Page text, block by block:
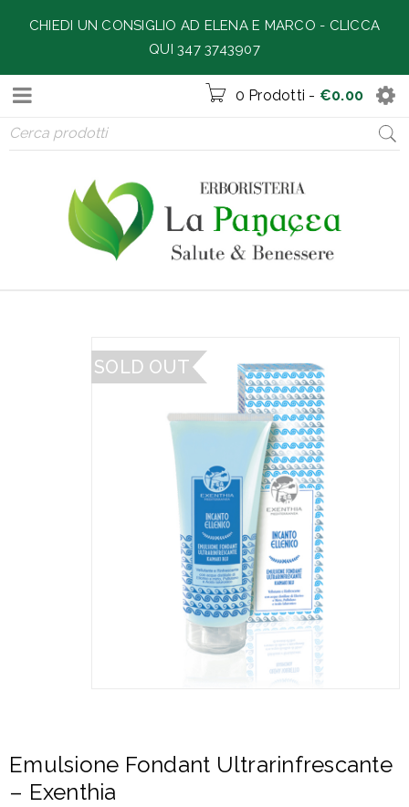
0 Prodotti - €0.00
SOLD OUT
Emulsione Fondant Ultrarinfrescante
– Exenthia
CHIEDI UN CONSIGLIO AD ELENA E MARCO - CLICCA
QUI 347 3743907